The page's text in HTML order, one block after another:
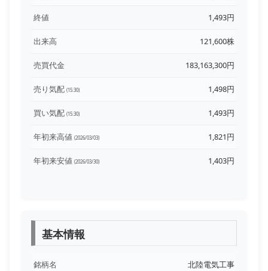
終値 1,493円
出来高 121,600株
売買代金 183,163,300円
売り気配 (15:30) 1,498円
買い気配 (15:30) 1,493円
年初来高値 (2026/03/03) 1,821円
年初来安値 (2026/03/30) 1,403円
基本情報
銘柄名 北陸電気工事